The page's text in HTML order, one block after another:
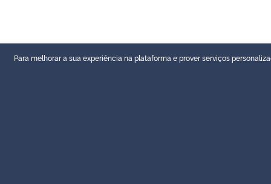
Para melhorar a sua experiência na plataforma e prover serviços